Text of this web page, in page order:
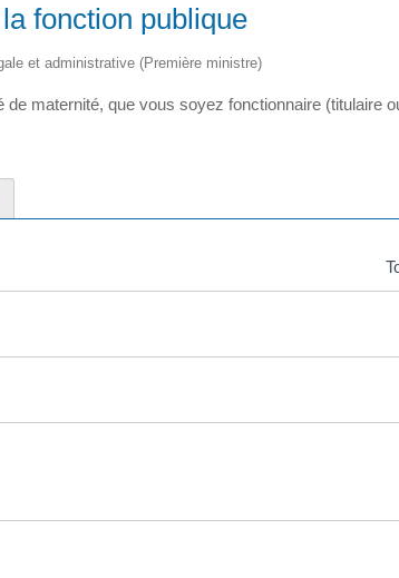
fonction publique
et administrative (Première ministre)
maternité, que vous soyez fonctionnaire (titulaire